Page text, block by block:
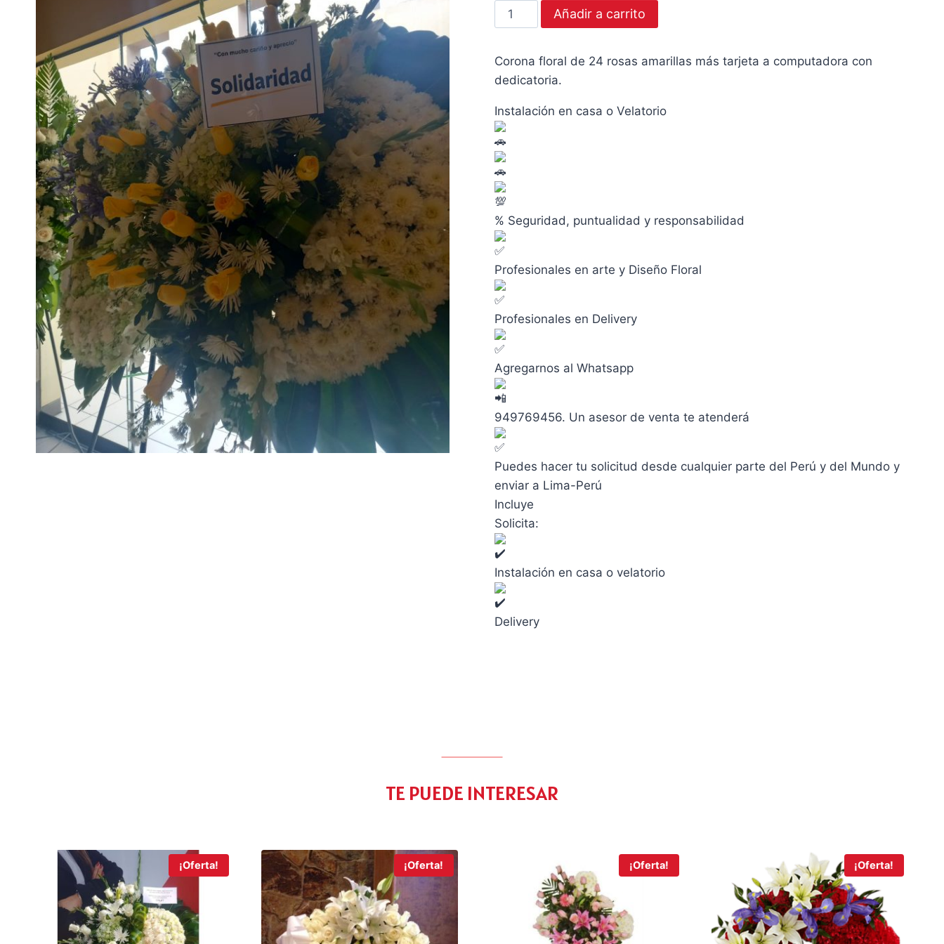
original
S/359.00.
actual
S/299.00.
Corona
Floral
cantidad
Añadir a carrito
Corona floral de 24 rosas amarillas más tarjeta a computadora con
dedicatoria.
Instalación en casa o Velatorio
% Seguridad, puntualidad y responsabilidad
Profesionales en arte y Diseño Floral
Profesionales en Delivery
Agregarnos al Whatsapp
949769456. Un asesor de venta te atenderá
Puedes hacer tu solicitud desde cualquier parte del Perú y del Mundo y
enviar a Lima-Perú
Incluye
Solicita:
Instalación en casa o velatorio
Delivery
TE PUEDE INTERESAR
¡Oferta! ¡Oferta! ¡Oferta! ¡Oferta!